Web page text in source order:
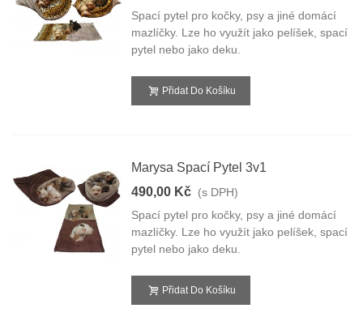
Spací pytel pro kočky, psy a jiné domácí
mazlíčky. Lze ho využít jako pelíšek, spací
pytel nebo jako deku.
Přidat Do Košíku
Marysa Spací Pytel 3v1
490,00 Kč (s DPH)
Spací pytel pro kočky, psy a jiné domácí
mazlíčky. Lze ho využít jako pelíšek, spací
pytel nebo jako deku.
Přidat Do Košíku